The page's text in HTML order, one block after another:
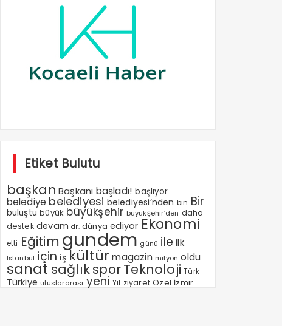
Etiket Bulutu
başkan Başkanı başladı! başlıyor
belediye belediyesi belediyesi’nden bin Bir
buluştu büyük büyükşehir büyükşehir’den daha
destek devam dr. dünya ediyor Ekonomi
etti Eğitim gundem günü ile ilk
Istanbul için iş kültür magazin milyon oldu
sanat sağlıksporTeknoloji Türk
Türkiye uluslararası yeni Yıl ziyaret Özel İzmir